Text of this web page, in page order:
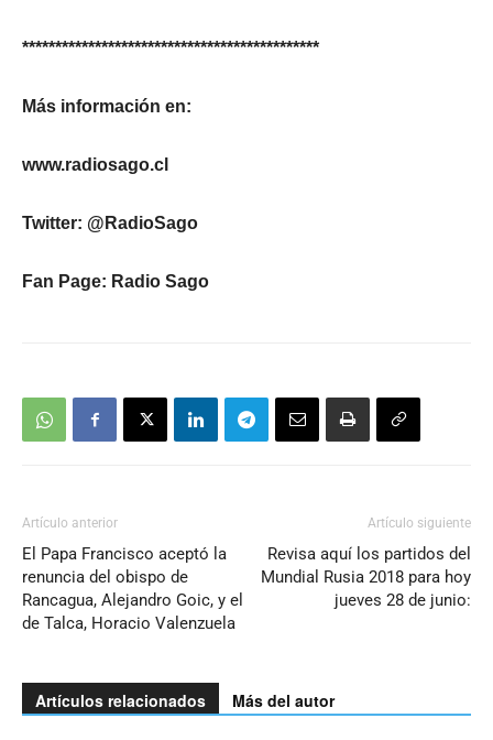
*********************************************
Más información en:
www.radiosago.cl
Twitter: @RadioSago
Fan Page: Radio Sago
Artículo anterior
El Papa Francisco aceptó la
renuncia del obispo de
Rancagua, Alejandro Goic, y el
de Talca, Horacio Valenzuela
Artículo siguiente
Revisa aquí los partidos del
Mundial Rusia 2018 para hoy
jueves 28 de junio:
Artículos relacionados Más del autor